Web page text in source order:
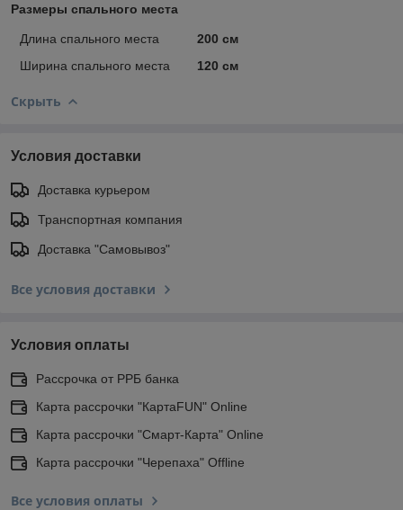
Размеры спального места
Длина спального места
200 см
Ширина спального места
120 см
Скрыть
Условия доставки
Доставка курьером
Транспортная компания
Доставка "Самовывоз"
Все условия доставки
Условия оплаты
Рассрочка от РРБ банка
Карта рассрочки "КартаFUN" Online
Карта рассрочки "Смарт-Карта" Online
Карта рассрочки "Черепаха" Offline
Все условия оплаты